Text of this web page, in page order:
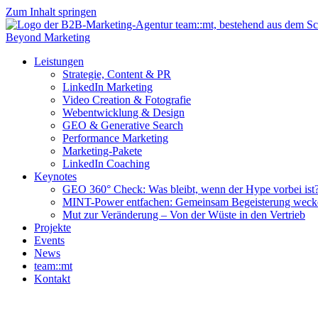
Zum Inhalt springen
Beyond Marketing
Leistungen
Strategie, Content & PR
LinkedIn Marketing
Video Creation & Fotografie
Webentwicklung & Design
GEO & Generative Search
Performance Marketing
Marketing-Pakete
LinkedIn Coaching
Keynotes
GEO 360° Check: Was bleibt, wenn der Hype vorbei
MINT-Power entfachen: Gemeinsam Begeisterung
Mut zur Veränderung – Von der Wüste in den Vertrieb
Projekte
Events
News
team::mt
Kontakt